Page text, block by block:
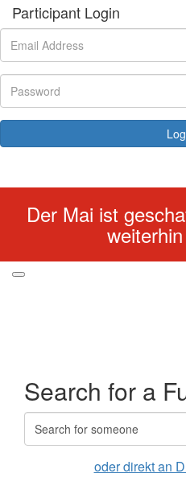
Participant Login
Der Mai ist
Search for a
oder direkt an